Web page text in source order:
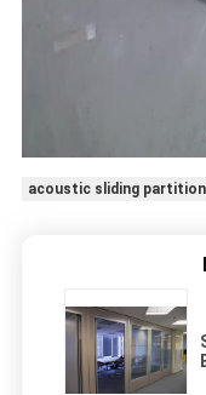
acoustic sliding partition